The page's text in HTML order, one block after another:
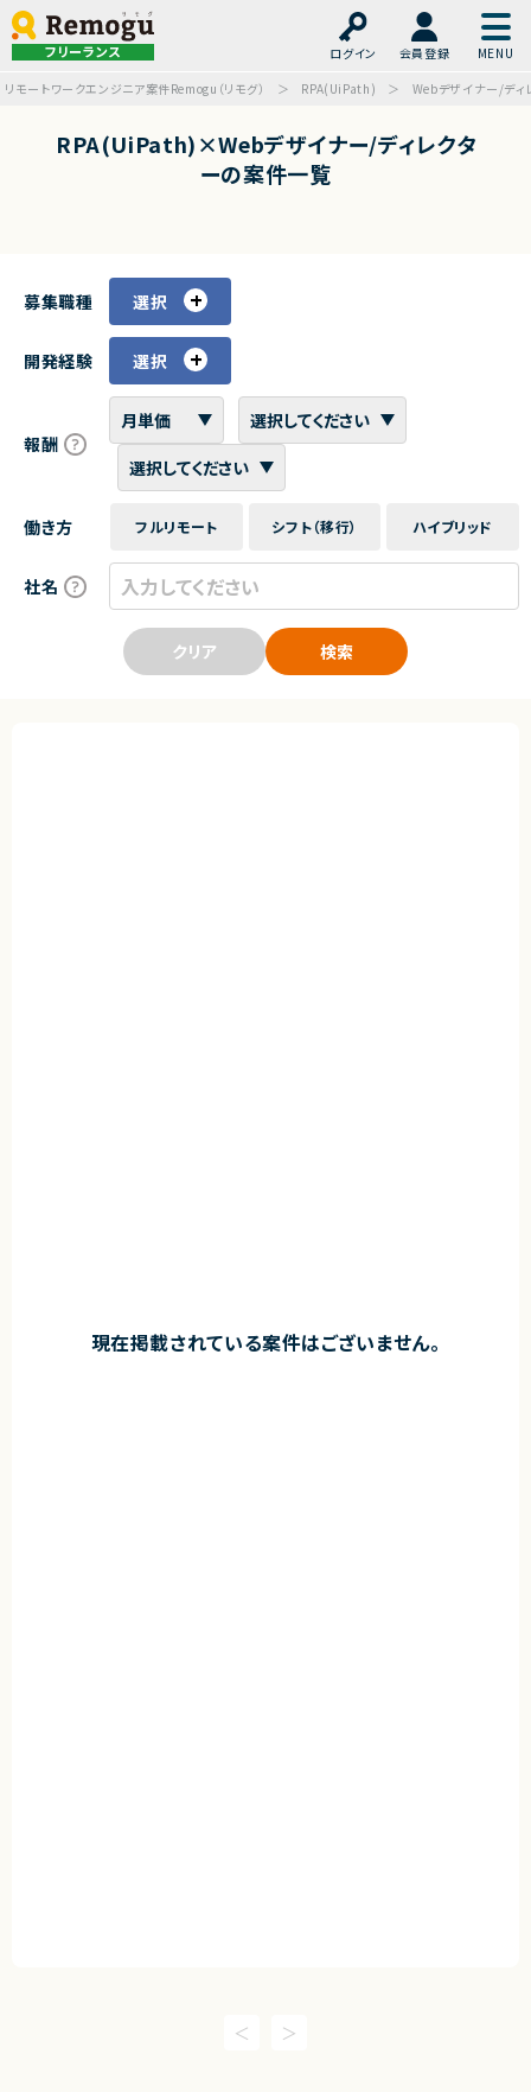
フリーランス ログイン
会員登録
リモートワークエンジニア案件Remogu（リモグ）
RPA(UiPath) Webデザイナー/ディ
RPA(UiPath)×Webデザイナー/ディレクタ
ーの案件一覧
募集職種 選択
開発経験 選択
報酬
働き方 フルリモート シフト（移行） ハイブリッド
社名
クリア 検索
現在掲載されている案件はございません。